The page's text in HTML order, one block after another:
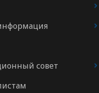
совет